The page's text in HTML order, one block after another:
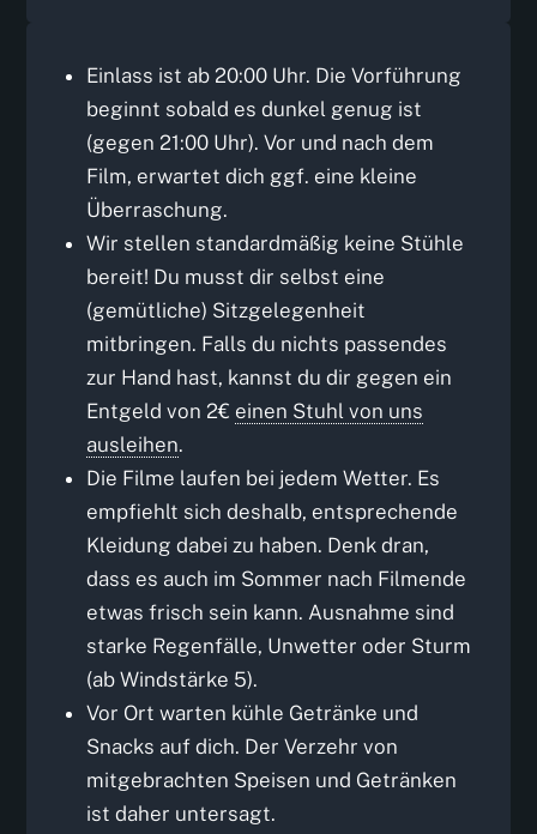
Einlass ist ab 20:00 Uhr. Die Vorführung
beginnt sobald es dunkel genug ist
(gegen 21:00 Uhr). Vor und nach dem
Film, erwartet dich ggf. eine kleine
Überraschung.
Wir stellen standardmäßig keine Stühle
bereit! Du musst dir selbst eine
(gemütliche) Sitzgelegenheit
mitbringen. Falls du nichts passendes
zur Hand hast, kannst du dir gegen ein
Entgeld von 2€ einen Stuhl von uns
ausleihen.
Die Filme laufen bei jedem Wetter. Es
empfiehlt sich deshalb, entsprechende
Kleidung dabei zu haben. Denk dran,
dass es auch im Sommer nach Filmende
etwas frisch sein kann. Ausnahme sind
starke Regenfälle, Unwetter oder Sturm
(ab Windstärke 5).
Vor Ort warten kühle Getränke und
Snacks auf dich. Der Verzehr von
mitgebrachten Speisen und Getränken
ist daher untersagt.